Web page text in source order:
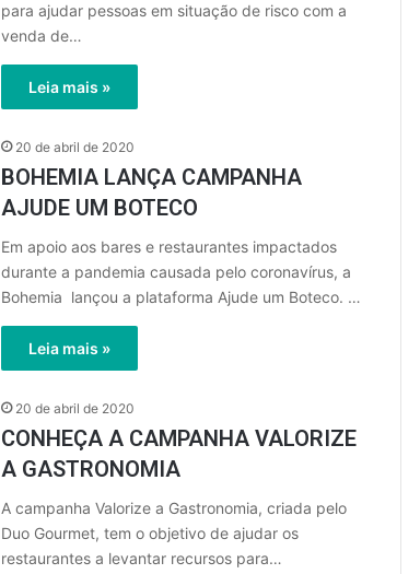
para ajudar pessoas em situação de risco com a
venda de…
Leia mais »
20 de abril de 2020
BOHEMIA LANÇA CAMPANHA
AJUDE UM BOTECO
Em apoio aos bares e restaurantes impactados
durante a pandemia causada pelo coronavírus, a
Bohemia lançou a plataforma Ajude um Boteco. …
Leia mais »
20 de abril de 2020
CONHEÇA A CAMPANHA VALORIZE
A GASTRONOMIA
A campanha Valorize a Gastronomia, criada pelo
Duo Gourmet, tem o objetivo de ajudar os
restaurantes a levantar recursos para…